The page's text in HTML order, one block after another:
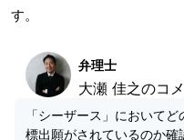
す。
弁理士
大瀬 佳之のコ
「シーザース」において
標出願がされているのか確